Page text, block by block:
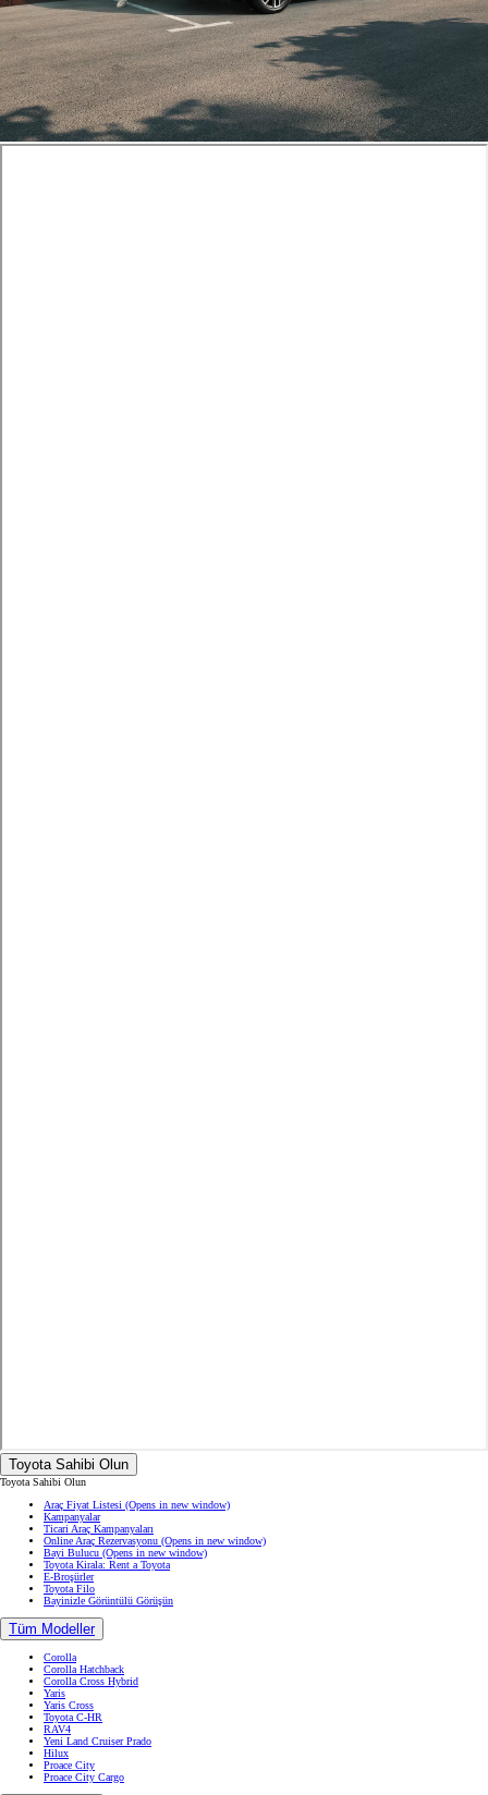
Toyota Sahibi Olun
Toyota Sahibi Olun
Araç Fiyat Listesi (Opens in new window)
Kampanyalar
Ticari Araç Kampanyaları
Online Araç Rezervasyonu (Opens in new window)
Bayi Bulucu (Opens in new window)
Toyota Kirala: Rent a Toyota
E-Broşürler
Toyota Filo
Bayinizle Görüntülü Görüşün
Tüm Modeller
Corolla
Corolla Hatchback
Corolla Cross Hybrid
Yaris
Yaris Cross
Toyota C-HR
RAV4
Yeni Land Cruiser Prado
Hilux
Proace City
Proace City Cargo